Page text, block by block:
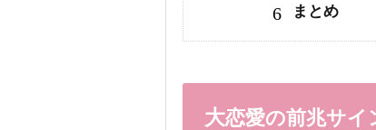
6 まとめ
大恋愛の前兆サ